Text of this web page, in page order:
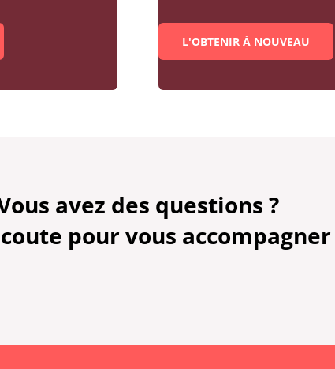
L'OBTENIR À NOUVEAU
avez des questions ?
pour vous